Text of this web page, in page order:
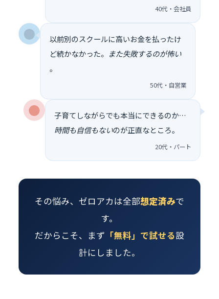
40代・会社員
以前別のスクールに高いお金を払ったけ
ど続かなかった。 また失敗するのが怖い
。
50代・自営業
子育てしながらでも本当にできるのか…
時間も自信もないのが正直なところ。
20代・パート
その悩み、ゼロアカは全部想定済みで
す。
だからこそ、まず 「無料」で試せる設
計にしました。